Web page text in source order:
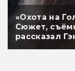
«Охота на
Сюжет,
рассказал